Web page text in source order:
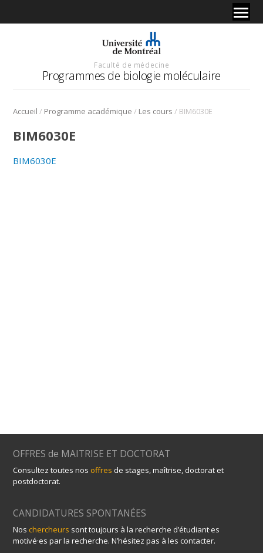
Faculté de médecine
Programmes de biologie moléculaire
Accueil / Programme académique / Les cours / BIM6030E
BIM6030E
BIM6030E
OFFRES de MAITRISE ET DOCTORAT
Consultez toutes nos offres de stages, maîtrise, doctorat et
postdoctorat.
CANDIDATURES SPONTANÉES
Noschercheurs sont toujours à la recherche d’étudiant·es
motivé·es par la recherche. N’hésitez pas à les contacter.